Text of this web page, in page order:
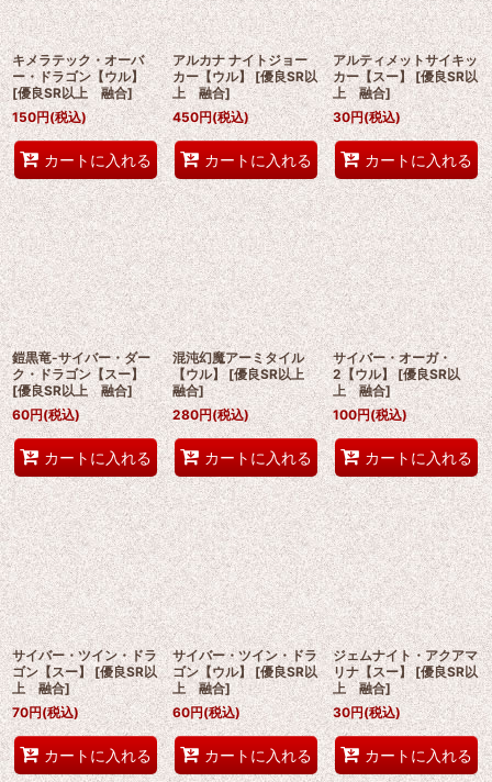
キメラテック・オーバ
ー・ドラゴン【ウル】
[優良SR以上 融合]
150円(税込)
カートに入れる
アルカナ ナイトジョー
カー【ウル】 [優良SR以
上 融合]
450円(税込)
カートに入れる
アルティメットサイキッ
カー【スー】 [優良SR以
上 融合]
30円(税込)
カートに入れる
鎧黒竜-サイバー・ダー
ク・ドラゴン【スー】
[優良SR以上 融合]
60円(税込)
カートに入れる
混沌幻魔アーミタイル
【ウル】 [優良SR以上
融合]
280円(税込)
カートに入れる
サイバー・オーガ・
2【ウル】 [優良SR以
上 融合]
100円(税込)
カートに入れる
サイバー・ツイン・ドラ
ゴン【スー】 [優良SR以
上 融合]
70円(税込)
カートに入れる
サイバー・ツイン・ドラ
ゴン【ウル】 [優良SR以
上 融合]
60円(税込)
カートに入れる
ジェムナイト・アクアマ
リナ【スー】 [優良SR以
上 融合]
30円(税込)
カートに入れる